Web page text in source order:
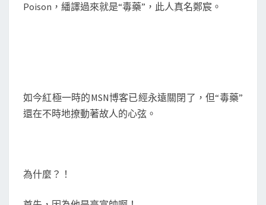
Poison，繙譯過來就是“毒藥”，此人真名鄭宸。
如今紅極一時的MSN博客已經永遠關閉了，但“毒藥”
還在不時地撩動著故人的心弦。
為什麼？！